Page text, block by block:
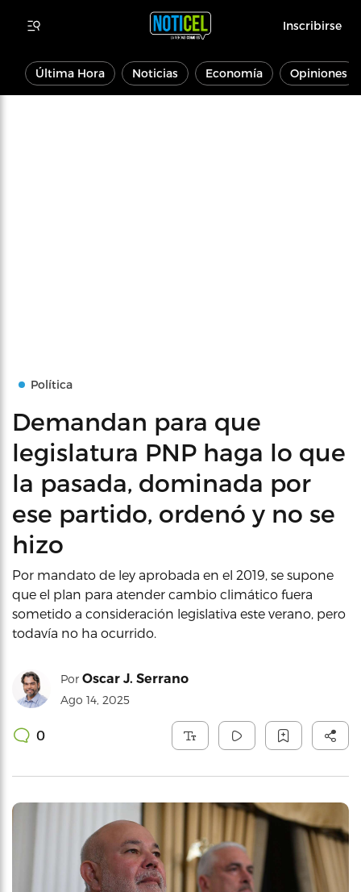
Inscribirse
Última Hora Noticias Economía Opiniones
Política
Demandan para que
legislatura PNP haga lo que
la pasada, dominada por
ese partido, ordenó y no se
hizo
Por mandato de ley aprobada en el 2019, se supone
que el plan para atender cambio climático fuera
sometido a consideración legislativa este verano, pero
todavía no ha ocurrido.
Por Oscar J. Serrano
Ago 14, 2025
0